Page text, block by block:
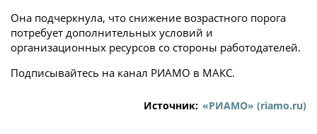
Она подчеркнула, что снижение возрастного порога
потребует дополнительных условий и
организационных ресурсов со стороны работодателей.
Подписывайтесь на канал РИАМО в МАКС.
Источник: «РИАМО» (riamo.ru)